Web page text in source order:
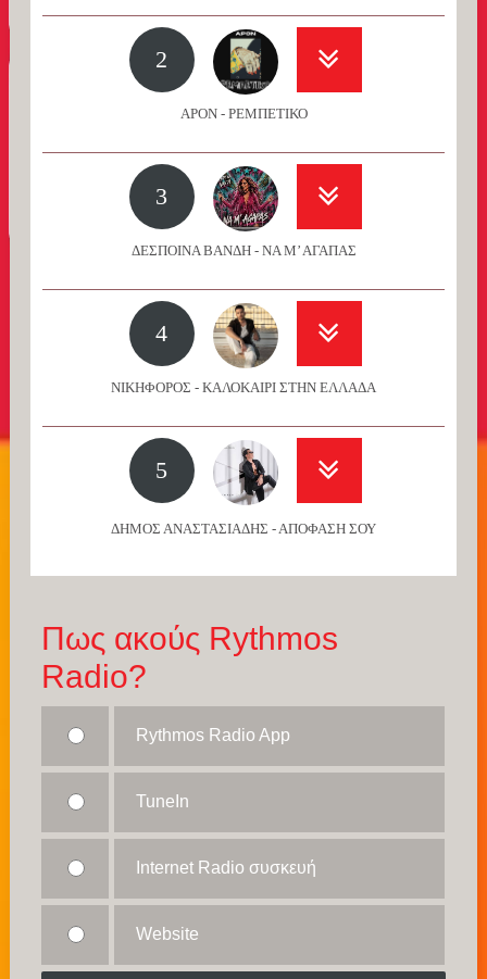
2
APON - ΡΕΜΠΕΤΙΚΟ
3
ΔΕΣΠΟΙΝΑ ΒΑΝΔΗ - ΝΑ Μ’ ΑΓΑΠΑΣ
4
ΝΙΚΗΦΟΡΟΣ - ΚΑΛΟΚΑΙΡΙ ΣΤΗΝ ΕΛΛΑΔΑ
5
ΔΗΜΟΣ ΑΝΑΣΤΑΣΙΑΔΗΣ - ΑΠΟΦΑΣΗ ΣΟΥ
Πως ακούς Rythmos
Radio?
Rythmos Radio App
TuneIn
Internet Radio συσκευή
Website